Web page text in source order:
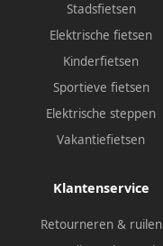
Stadsfietsen
Elektrische fietsen
Kinderfietsen
Sportieve fietsen
Elektrische steppen
Vakantiefietsen
Klantenservice
Retourneren & ruilen